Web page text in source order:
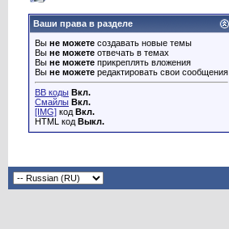
Ваши права в разделе
Вы не можете создавать новые темы
Вы не можете отвечать в темах
Вы не можете прикреплять вложения
Вы не можете редактировать свои сообщения
BB коды Вкл.
Смайлы Вкл.
[IMG] код Вкл.
HTML код Выкл.